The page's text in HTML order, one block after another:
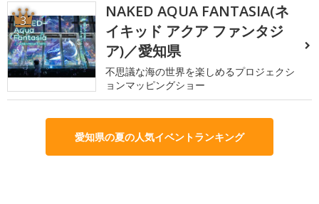
3
NAKED AQUA FANTASIA(ネ
イキッド アクア ファンタジ
ア)／愛知県
不思議な海の世界を楽しめるプロジェクシ
ョンマッピングショー
愛知県の夏の人気イベントランキング